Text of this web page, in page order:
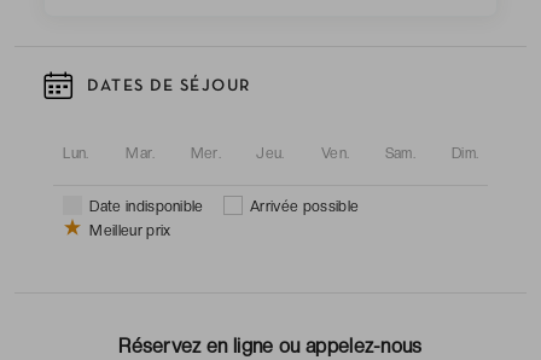
DATES DE SÉJOUR
Lun. Mar. Mer. Jeu. Ven. Sam. Dim.
Date indisponible
Arrivée possible
Meilleur prix
Réservez en ligne ou appelez-nous